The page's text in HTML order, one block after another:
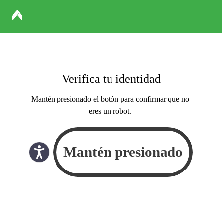
Verifica tu identidad
Mantén presionado el botón para confirmar que no
eres un robot.